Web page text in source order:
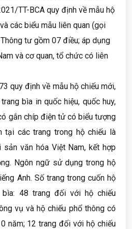
TT-BCA quy định về mẫu hộ
các biểu mẫu liên quan (gọi
tư gồm 07 điều; áp dụng
và cơ quan, tổ chức có liên
quy định về mẫu hộ chiếu mới,
bìa in quốc hiệu, quốc huy,
gắn chíp điện tử có biểu tượng
tại các trang trong hộ chiếu là
văn hóa Việt Nam, kết hợp
Ngôn ngữ sử dụng trong hộ
Anh. Số trang trong cuốn hộ
bìa: 48 trang đối với hộ chiếu
vụ và hộ chiếu phổ thông có
năm; 12 trang đối với hộ chiếu